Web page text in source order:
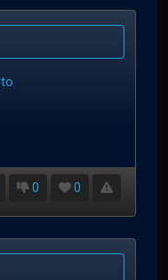
0 0